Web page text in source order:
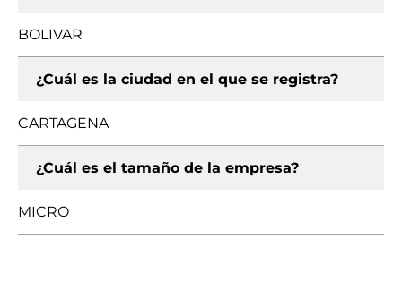
BOLIVAR
¿Cuál es la ciudad en el que se registra?
CARTAGENA
¿Cuál es el tamaño de la empresa?
MICRO